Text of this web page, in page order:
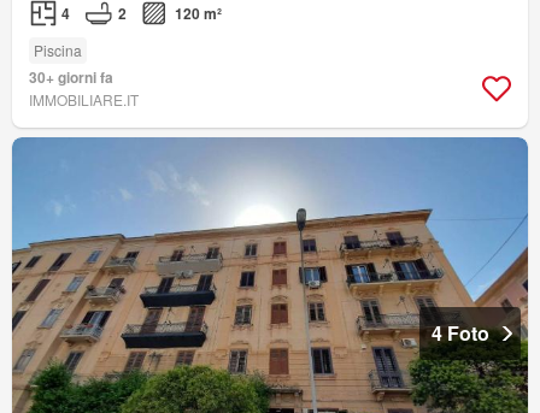
4 2 120 m²
Piscina
30+ giorni fa
IMMOBILIARE.IT
4 Foto